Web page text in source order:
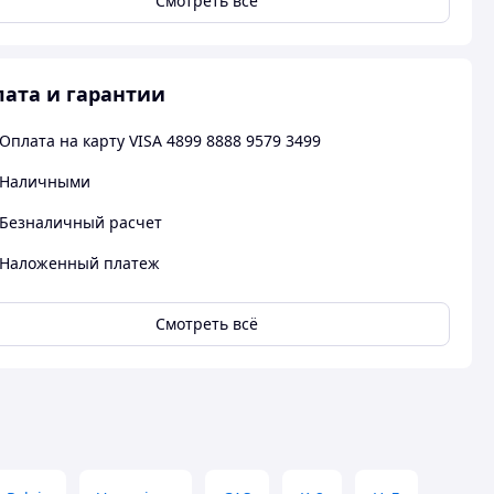
и гарантии
Оплата на карту VISA 4899 8888 9579 3499
Наличными
Безналичный расчет
Наложенный платеж
Смотреть всё